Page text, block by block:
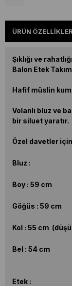
ÜRÜN
Şıklığı ve
Balon Etek
Hafif müslin
Volanlı bluz ve
bir siluet yaratır.
Özel davetler
Bluz :
Boy : 59 cm
Göğüs : 59 cm
Kol : 55 cm
Bel : 54 cm
Etek :